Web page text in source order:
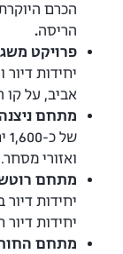
הכרם
הריסה.
פרויקט
אביב, על
מתחם
ואזורי
מתחם
יחידות
מתחם